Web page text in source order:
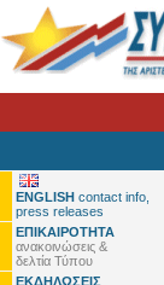
ENGLISH contact info,
press releases
ΕΠΙΚΑΙΡΟΤΗΤΑ
ανακοινώσεις &
δελτία Τύπου
ΕΚΔΗΛΩΣΕΙΣ